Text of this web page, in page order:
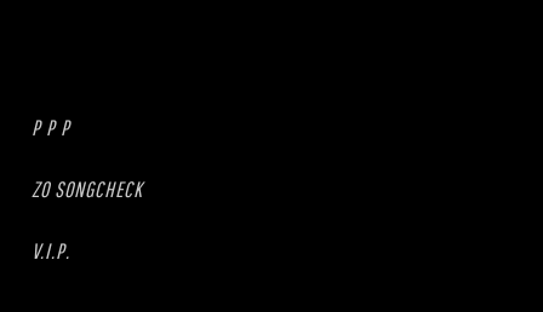
P P P
ZO SONGCHECK
V.I.P.